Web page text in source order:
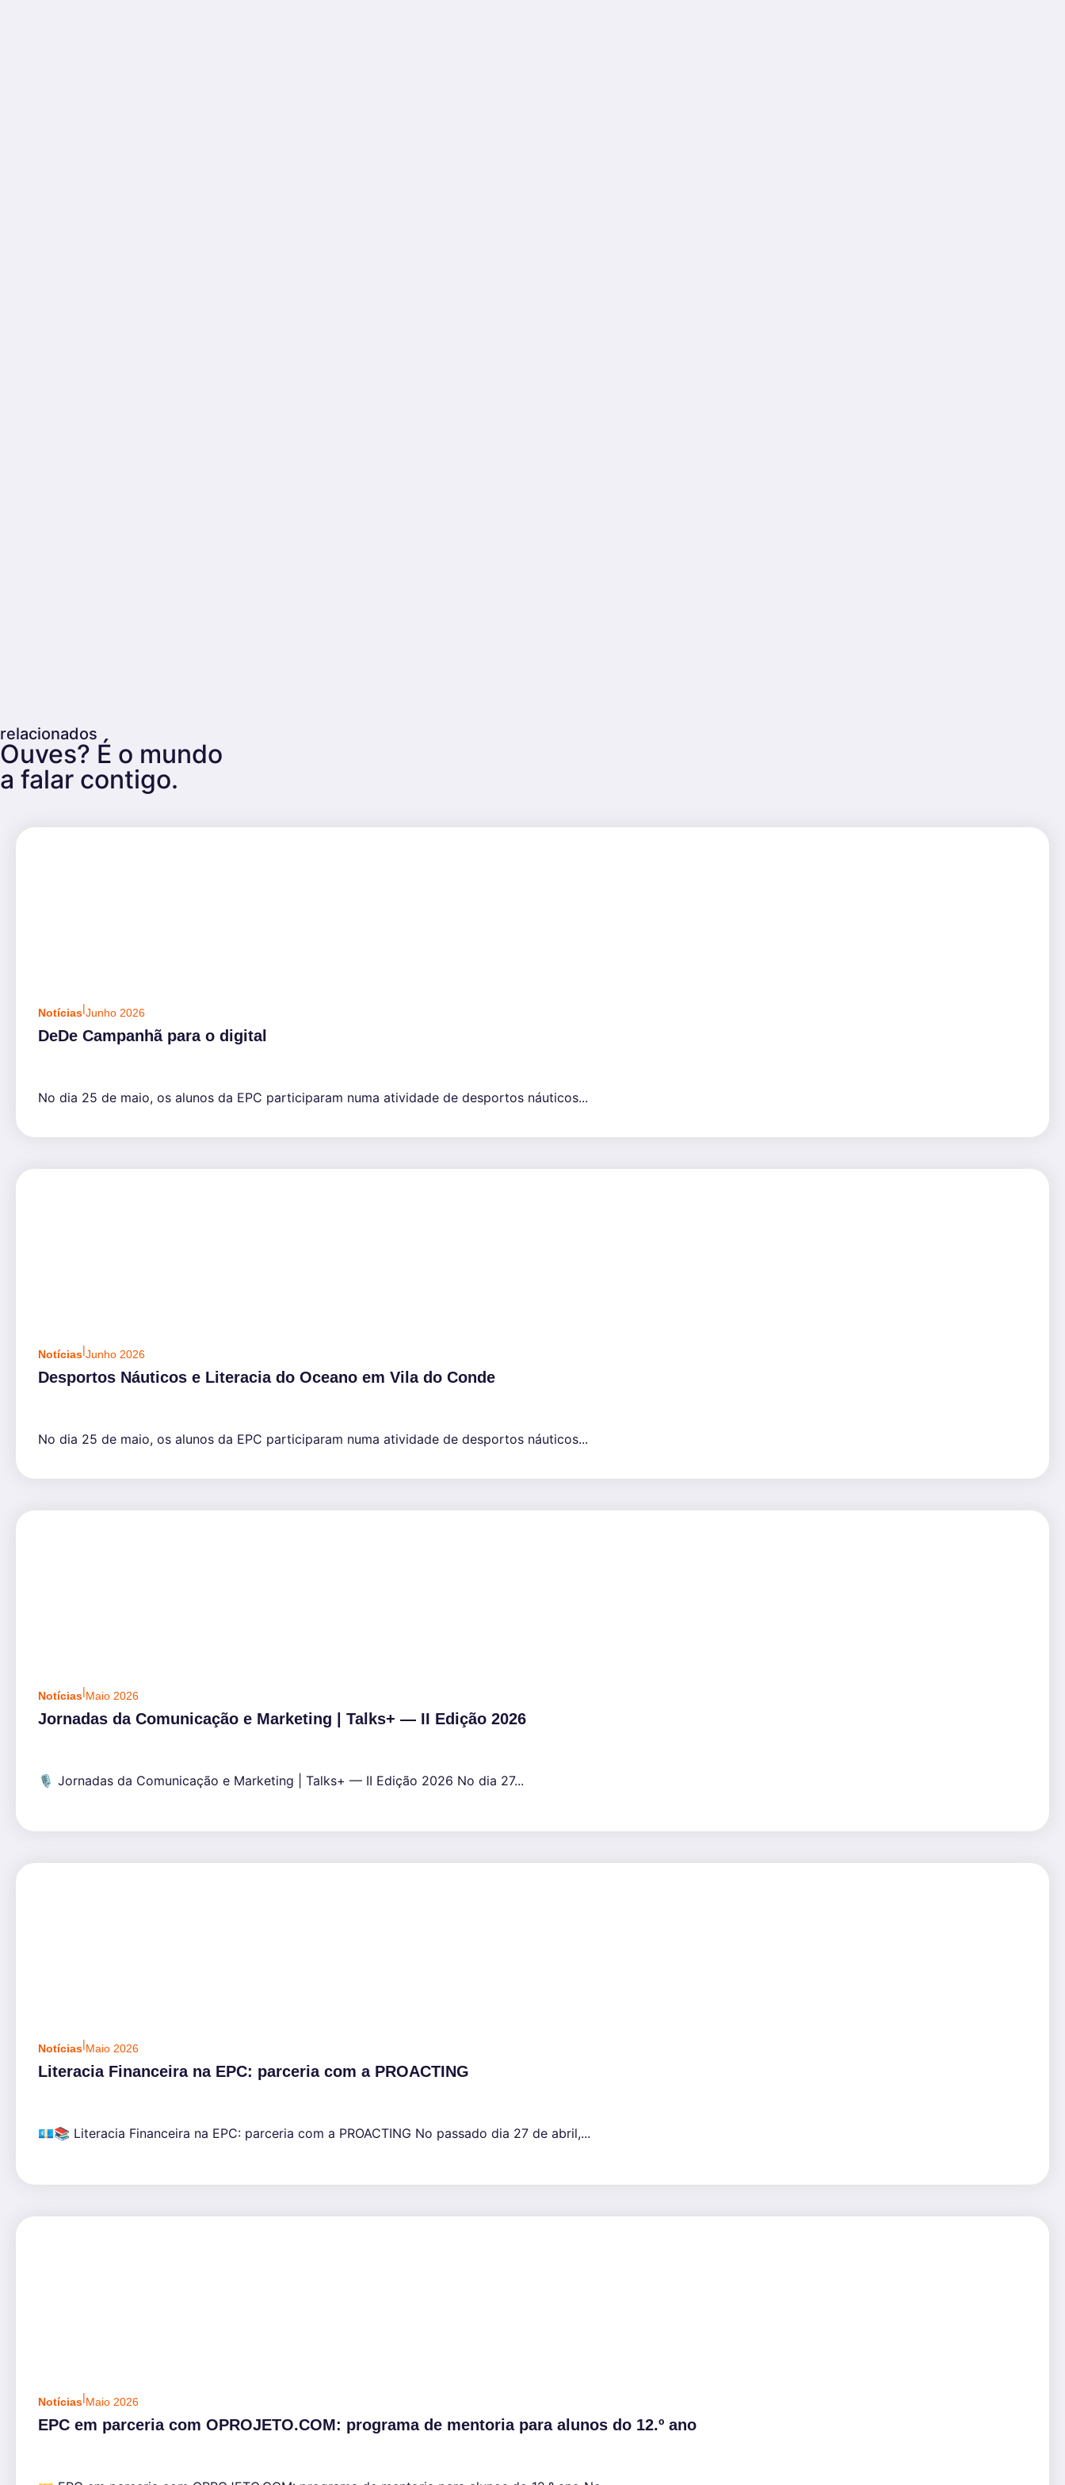
relacionados
Ouves? É o mundo
a falar contigo.
Notícias|Junho 2026
DeDe Campanhã para o digital
No dia 25 de maio, os alunos da EPC participaram numa atividade de desportos náuticos...
Notícias|Junho 2026
Desportos Náuticos e Literacia do Oceano em Vila do Conde
No dia 25 de maio, os alunos da EPC participaram numa atividade de desportos náuticos...
Notícias|Maio 2026
Jornadas da Comunicação e Marketing | Talks+ — II Edição 2026
🎙️ Jornadas da Comunicação e Marketing | Talks+ — II Edição 2026 No dia 27...
Notícias|Maio 2026
Literacia Financeira na EPC: parceria com a PROACTING
💶📚 Literacia Financeira na EPC: parceria com a PROACTING No passado dia 27 de abril,...
Notícias|Maio 2026
EPC em parceria com OPROJETO.COM: programa de mentoria para alunos do 12.º ano